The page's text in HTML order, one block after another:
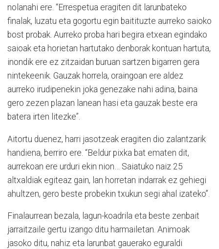
nolanahi ere. “Errespetua eragiten dit larunbateko
finalak, luzatu eta gogortu egin baitituzte aurreko saioko
bost probak. Aurreko proba hari begira etxean egindako
saioak eta horietan hartutako denborak kontuan hartuta,
inondik ere ez zitzaidan buruan sartzen bigarren gera
nintekeenik. Gauzak horrela, oraingoan ere aldez
aurreko irudipenekin joka genezake nahi adina, baina
gero zezen plazan lanean hasi eta gauzak beste era
batera irten litezke”.
Aitortu duenez, harri jasotzeak eragiten dio zalantzarik
handiena, berriro ere. “Beldur pixka bat ematen dit,
aurrekoan ere urduri ekin nion… Saiatuko naiz 25
altxaldiak egiteaz gain, lan horretan indarrak ez gehiegi
ahultzen, gero beste probekin txukun segi ahal izateko”.
Finalaurrean bezala, lagun-koadrila eta beste zenbait
jarraitzaile gertu izango ditu harmailetan. Animoak
jasoko ditu, nahiz eta larunbat gauerako eguraldi